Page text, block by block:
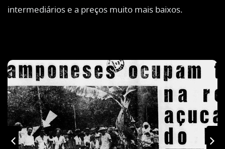
intermediários e a preços muito mais baixos.